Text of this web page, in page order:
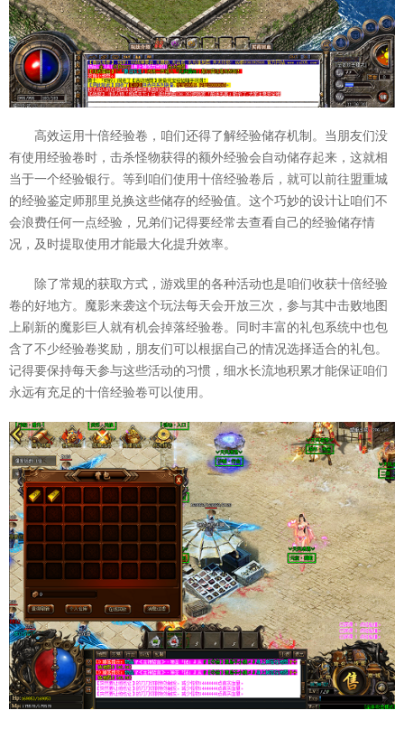
高效运用十倍经验卷，咱们还得了解经验储存机制。当朋友们没
有使用经验卷时，击杀怪物获得的额外经验会自动储存起来，这就相
当于一个经验银行。等到咱们使用十倍经验卷后，就可以前往盟重城
的经验鉴定师那里兑换这些储存的经验值。这个巧妙的设计让咱们不
会浪费任何一点经验，兄弟们记得要经常去查看自己的经验储存情
况，及时提取使用才能最大化提升效率。
除了常规的获取方式，游戏里的各种活动也是咱们收获十倍经验
卷的好地方。魔影来袭这个玩法每天会开放三次，参与其中击败地图
上刷新的魔影巨人就有机会掉落经验卷。同时丰富的礼包系统中也包
含了不少经验卷奖励，朋友们可以根据自己的情况选择适合的礼包。
记得要保持每天参与这些活动的习惯，细水长流地积累才能保证咱们
永远有充足的十倍经验卷可以使用。